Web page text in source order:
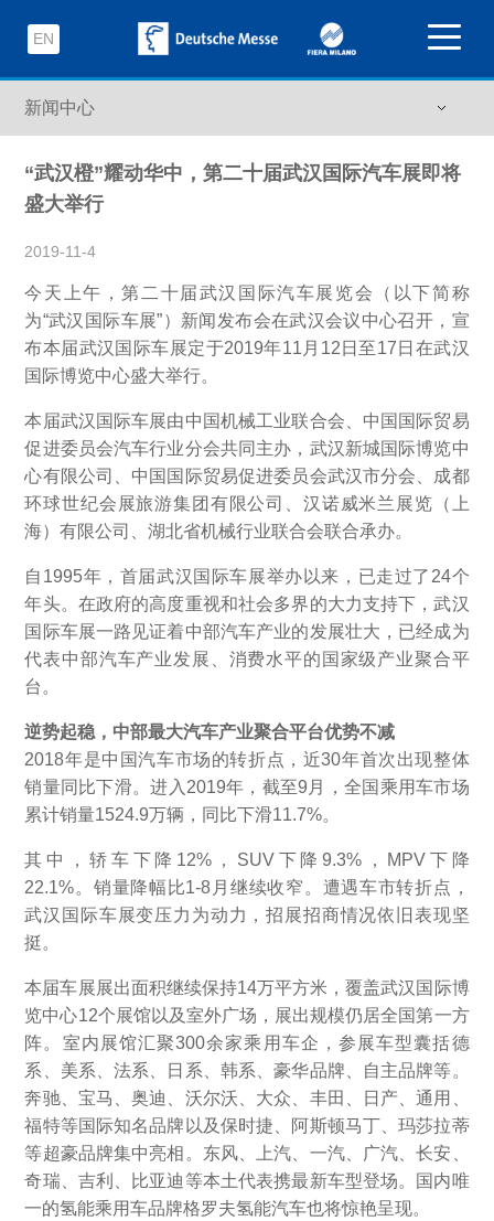
EN
“武汉橙”耀动华中，第二十届武汉国际汽车展即将
盛大举行
2019-11-4
今天上午，第二十届武汉国际汽车展览会（以下简称
为“武汉国际车展”）新闻发布会在武汉会议中心召开，宣
布本届武汉国际车展定于2019年11月12日至17日在武汉
国际博览中心盛大举行。
本届武汉国际车展由中国机械工业联合会、中国国际贸易
促进委员会汽车行业分会共同主办，武汉新城国际博览中
心有限公司、中国国际贸易促进委员会武汉市分会、成都
环球世纪会展旅游集团有限公司、汉诺威米兰展览（上
海）有限公司、湖北省机械行业联合会联合承办。
自1995年，首届武汉国际车展举办以来，已走过了24个
年头。在政府的高度重视和社会多界的大力支持下，武汉
国际车展一路见证着中部汽车产业的发展壮大，已经成为
代表中部汽车产业发展、消费水平的国家级产业聚合平
台。
逆势起稳，中部最大汽车产业聚合平台优势不减
2018年是中国汽车市场的转折点，近30年首次出现整体
销量同比下滑。进入2019年，截至9月，全国乘用车市场
累计销量1524.9万辆，同比下滑11.7%。
其中，轿车下降12%，SUV下降9.3%，MPV下降
22.1%。销量降幅比1-8月继续收窄。遭遇车市转折点，
武汉国际车展变压力为动力，招展招商情况依旧表现坚
挺。
本届车展展出面积继续保持14万平方米，覆盖武汉国际博
览中心12个展馆以及室外广场，展出规模仍居全国第一方
阵。室内展馆汇聚300余家乘用车企，参展车型囊括德
系、美系、法系、日系、韩系、豪华品牌、自主品牌等。
奔驰、宝马、奥迪、沃尔沃、大众、丰田、日产、通用、
福特等国际知名品牌以及保时捷、阿斯顿马丁、玛莎拉蒂
等超豪品牌集中亮相。东风、上汽、一汽、广汽、长安、
奇瑞、吉利、比亚迪等本土代表携最新车型登场。国内唯
一的氢能乘用车品牌格罗夫氢能汽车也将惊艳呈现。